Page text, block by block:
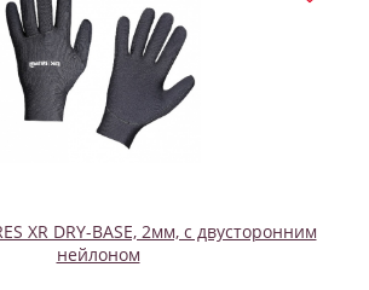
XR DRY-BASE, 2мм, с двусторонним
нейлоном